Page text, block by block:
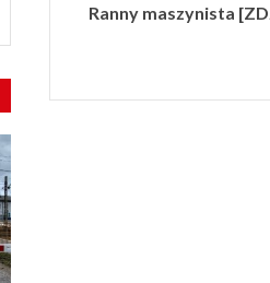
Ranny maszynista